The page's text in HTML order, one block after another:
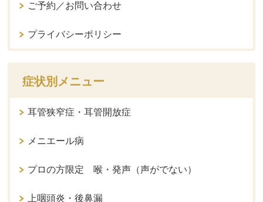
ご予約／お問い合わせ
プライバシーポリシー
症状別メニュー
耳管狭窄症・耳管開放症
メニエール病
プロの方限定 喉・発声（声がでない）
上咽頭炎・後鼻漏